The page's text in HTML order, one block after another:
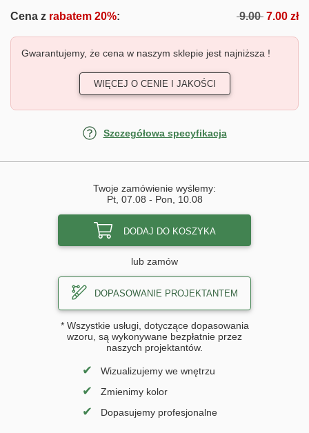
Cena z rabatem 20%: 9.00 7.00 zł
Gwarantujemy, że cena w naszym sklepie jest najniższa !
WIĘCEJ O CENIE I JAKOŚCI
Szczegółowa specyfikacja
Twoje zamówienie wyślemy:
Pt, 07.08 - Pon, 10.08
DODAJ DO KOSZYKA
lub zamów
DOPASOWANIE PROJEKTANTEM
* Wszystkie usługi, dotyczące dopasowania
wzoru, są wykonywane bezpłatnie przez
naszych projektantów.
✔ Wizualizujemy we wnętrzu
✔ Zmienimy kolor
✔ Dopasujemy profesjonalne